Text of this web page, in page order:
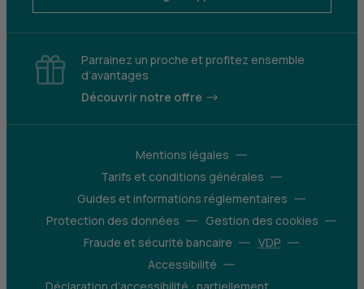
Parrainez un proche et profitez ensemble
d’avantages
Découvrir notre offre
Mentions légales
Tarifs et conditions générales
Guides et informations réglementaires
Protection des données
Gestion des cookies
Fraude et sécurité bancaire
VDP
Accessibilité